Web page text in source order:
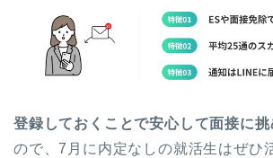
登録しておくことで安心して面接に
ので、7月に内定なしの就活生はぜひ